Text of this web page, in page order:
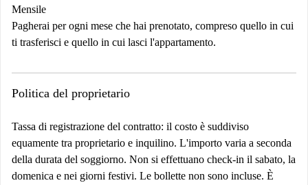
Mensile
Pagherai per ogni mese che hai prenotato, compreso quello in cui
ti trasferisci e quello in cui lasci l'appartamento.
Politica del proprietario
Tassa di registrazione del contratto: il costo è suddiviso
equamente tra proprietario e inquilino. L'importo varia a seconda
della durata del soggiorno. Non si effettuano check-in il sabato, la
domenica e nei giorni festivi. Le bollette non sono incluse. È